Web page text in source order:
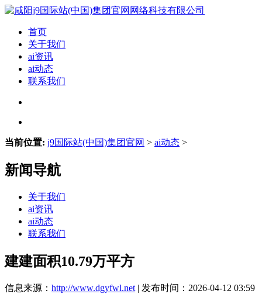
首页
关于我们
ai资讯
ai动态
联系我们
当前位置: j9国际站(中国)集团官网 > ai动态 >
新闻导航
关于我们
ai资讯
ai动态
联系我们
建建面积10.79万平方
信息来源： http://www.dgyfwl.net | 发布时间：2026-04-12 03:59